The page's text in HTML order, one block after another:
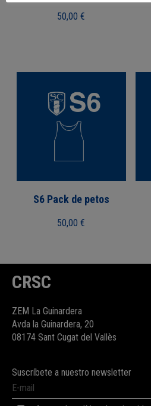
50,00€
S6 Pack de petos
50,00€
CRSC
ZEM La Guinardera
Avda la Guinardera, 20
08174 Sant Cugat del Vallès
Suscríbete a nuestro newsletter